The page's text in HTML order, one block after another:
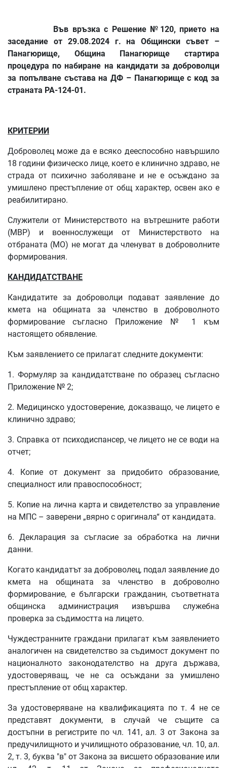
Във връзка с Решение №120, прието на
заседание от 29.08.2024 г. на Общински съвет –
Панагюрище, Община Панагюрище стартира
процедура по набиране на кандидати за доброволци
за попълване състава на ДФ – Панагюрище с код за
страната РА-124-01.
КРИТЕРИИ
Доброволец може да е всяко дееспособно навършило
18 години физическо лице, което е клинично здраво, не
страда от психично заболяване и не е осъждано за
умишлено престъпление от общ характер, освен ако е
реабилитирано.
Служители от Министерството на вътрешните работи
(МВР) и военнослужещи от Министерството на
отбраната (МО) не могат да членуват в доброволните
формирования.
КАНДИДАТСТВАНЕ
Кандидатите за доброволци подават заявление до
кмета на общината за членство в доброволното
формирование съгласно Приложение № 1 към
настоящето обявление.
Към заявлението се прилагат следните документи:
1. Формуляр за кандидатстване по образец съгласно
Приложение № 2;
2. Медицинско удостоверение, доказващо, че лицето е
клинично здраво;
3. Справка от психодиспансер, че лицето не се води на
отчет;
4. Копие от документ за придобито образование,
специалност или правоспособност;
5. Копие на лична карта и свидетелство за управление
на МПС – заверени „вярно с оригинала“ от кандидата.
6. Декларация за съгласие за обработка на лични
данни.
Когато кандидатът за доброволец, подал заявление до
кмета на общината за членство в доброволно
формирование, е български гражданин, съответната
общинска администрация извършва служебна
проверка за съдимостта на лицето.
Чуждестранните граждани прилагат към заявлението
аналогичен на свидетелство за съдимост документ по
националното законодателство на друга държава,
удостоверяващ, че не са осъждани за умишлено
престъпление от общ характер.
За удостоверяване на квалификацията по т. 4 не се
представят документи, в случай че същите са
достъпни в регистрите по чл. 141, ал. 3 от Закона за
предучилищното и училищното образование, чл. 10, ал.
2, т. 3, буква "в" от Закона за висшето образование или